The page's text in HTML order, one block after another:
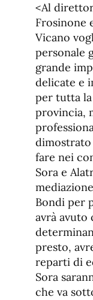
<Al
Frosinone
Vicano
personale
grande
delicate e
per tutta
provincia,
fare nei
Sora e
Bondi per
avrà avuto
presto,
reparti di
Sora
che va